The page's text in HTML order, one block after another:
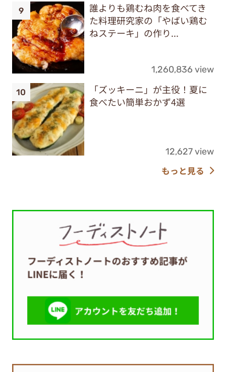
誰よりも鶏むね肉を食べてき
た料理研究家の「やばい鶏む
ねステーキ」の作り...
1,260,836 view
「ズッキーニ」が主役！夏に
食べたい簡単おかず4選
12,627 view
もっと見る